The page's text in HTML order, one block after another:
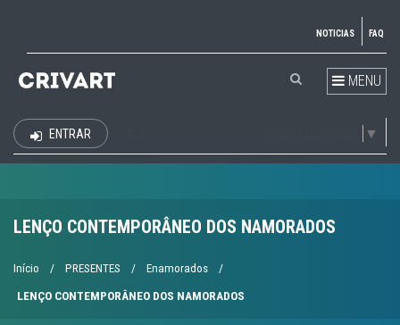
NOTICIAS FAQ
MENU
▼
ENTRAR
LENÇO CONTEMPORÂNEO DOS NAMORADOS
Início / PRESENTES / Enamorados /
LENÇO CONTEMPORÂNEO DOS NAMORADOS